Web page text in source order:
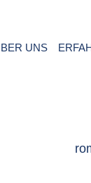
UNS
Gestaltung